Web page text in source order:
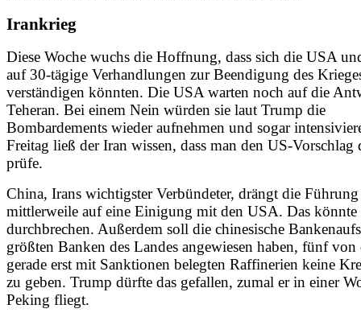
Irankrieg
Diese Woche wuchs die Hoffnung, dass sich die USA
auf 30-tägige Verhandlungen zur Beendigung des
verständigen könnten. Die USA warten noch auf die
Teheran. Bei einem Nein würden sie laut Trump die
Bombardements wieder aufnehmen und sogar
Freitag ließ der Iran wissen, dass man den US-Vorschlag
prüfe.
China, Irans wichtigster Verbündeter, drängt die
mittlerweile auf eine Einigung mit den USA. Das könnte
durchbrechen. Außerdem soll die chinesische
größten Banken des Landes angewiesen haben, fünf
gerade erst mit Sanktionen belegten Raffinerien keine
zu geben. Trump dürfte das gefallen, zumal er in einer
Peking fliegt.